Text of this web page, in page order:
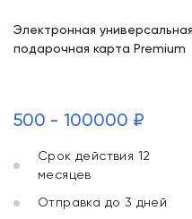
Электронная универсальная
подарочная карта Premium
500 - 100000 ₽
Срок действия 12
месяцев
Отправка до 3 дней